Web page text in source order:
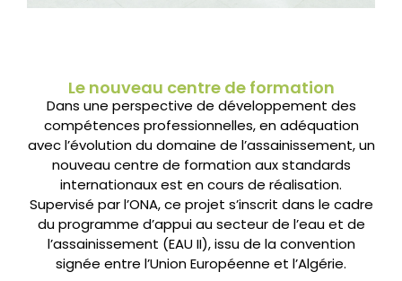
Le nouveau centre de formation
Dans une perspective de développement des
compétences professionnelles, en adéquation
avec l’évolution du domaine de l’assainissement, un
nouveau centre de formation aux standards
internationaux est en cours de réalisation.
Supervisé par l’ONA, ce projet s’inscrit dans le cadre
du programme d’appui au secteur de l’eau et de
l’assainissement (EAU II), issu de la convention
signée entre l’Union Européenne et l’Algérie.